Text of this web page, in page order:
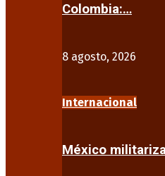
Colombia:…
8 agosto, 2026
Internacional
México